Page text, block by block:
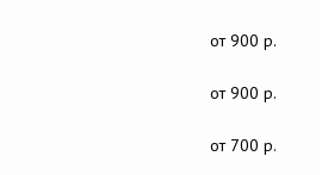
от 900 р.
от 900 р.
от 700 р.